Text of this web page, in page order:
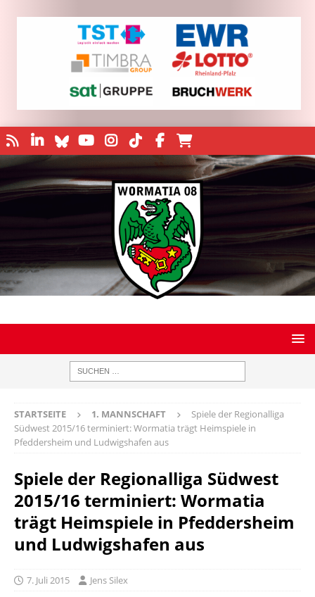
STARTSEITE 1. MANNSCHAFT
Spiele der Regionalliga
Südwest 2015/16 terminiert: Wormatia trägt Heimspiele in
Pfeddersheim und Ludwigshafen aus
Spiele der Regionalliga Südwest
2015/16 terminiert: Wormatia
trägt Heimspiele in Pfeddersheim
und Ludwigshafen aus
7. Juli 2015 Jens Silex